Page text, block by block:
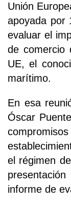
Unión
apoyada por
evaluar el
de comercio
UE, el
marítimo.
En esa
Óscar
el régimen
informe de